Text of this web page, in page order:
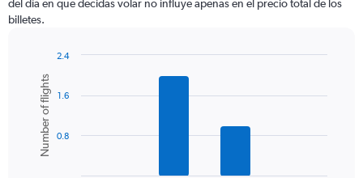
The
chart
axis
displaying
values.
Range:
del día en que decidas volar no influye apenas en el precio total de los
billetes.
chart
with
bars.
The
Chart
graphic.
Number of flights 0.8
1.6
2.4